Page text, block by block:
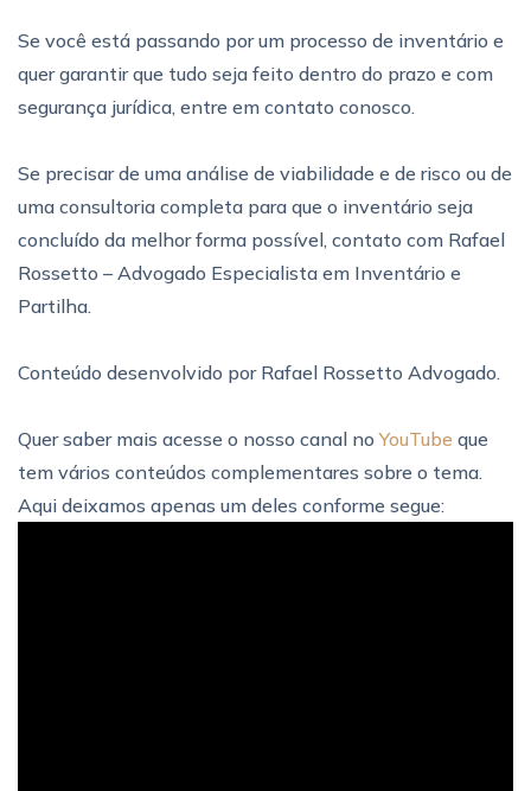
Se você está passando por um processo de inventário e
quer garantir que tudo seja feito dentro do prazo e com
segurança jurídica, entre em contato conosco.
Se precisar de uma análise de viabilidade e de risco ou de
uma consultoria completa para que o inventário seja
concluído da melhor forma possível, contato com Rafael
Rossetto – Advogado Especialista em Inventário e
Partilha.
Conteúdo desenvolvido por Rafael Rossetto Advogado.
Quer saber mais acesse o nosso canal noYouTube que
tem vários conteúdos complementares sobre o tema.
Aqui deixamos apenas um deles conforme segue: